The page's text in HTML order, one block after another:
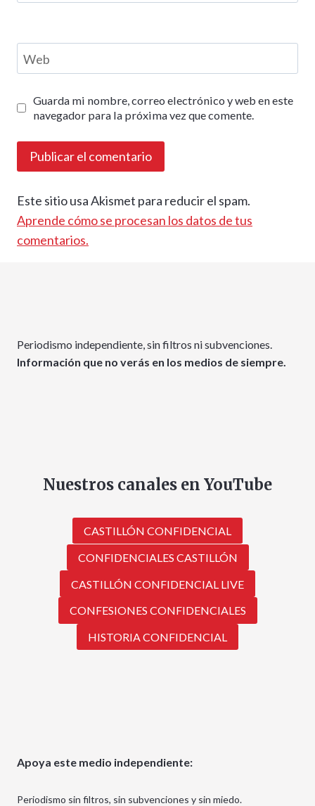
Web
Guarda mi nombre, correo electrónico y web en este
navegador para la próxima vez que comente.
Este sitio usa Akismet para reducir el spam.
Aprende cómo se procesan los datos de tus
comentarios.
Periodismo independiente, sin filtros ni subvenciones.
Información que no verás en los medios de siempre.
Nuestros canales en YouTube
CASTILLÓN CONFIDENCIAL
CONFIDENCIALES CASTILLÓN
CASTILLÓN CONFIDENCIAL LIVE
CONFESIONES CONFIDENCIALES
HISTORIA CONFIDENCIAL
Apoya este medio independiente:
Periodismo sin filtros, sin subvenciones y sin miedo.